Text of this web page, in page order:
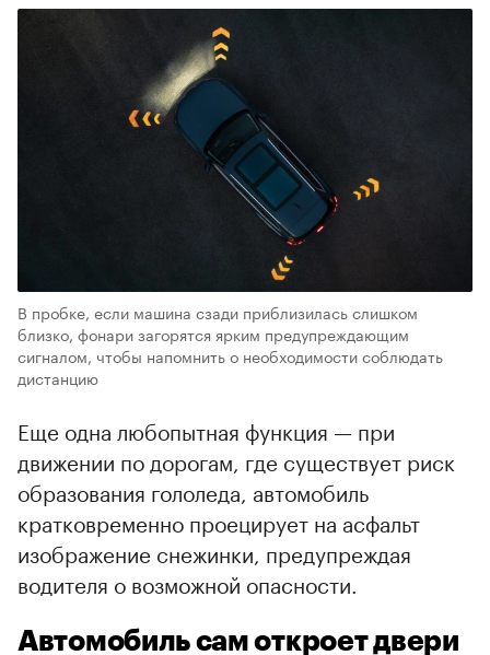
В пробке, если машина сзади приблизилась слишком
близко, фонари загорятся ярким предупреждающим
сигналом, чтобы напомнить о необходимости соблюдать
дистанцию
Еще одна любопытная функция — при
движении по дорогам, где существует риск
образования гололеда, автомобиль
кратковременно проецирует на асфальт
изображение снежинки, предупреждая
водителя о возможной опасности.
Автомобиль сам откроет двери